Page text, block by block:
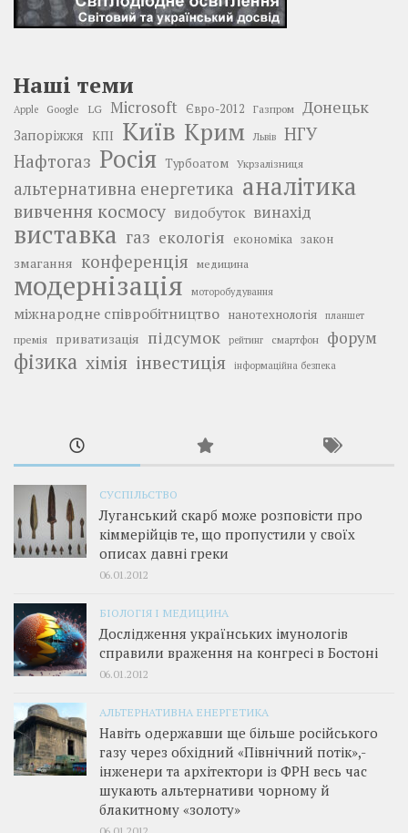
Наші теми
Apple Google LG Microsoft Євро-2012 Газпром Донецьк
Запоріжжя КПІ Київ Крим Львів
НГУ
Нафтогаз Росія Турбоатом Укрзалізниця
альтернативна енергетика аналітика
вивчення космосу видобуток винахід
виставка газ екологія економіка закон
змагання конференція медицина
модернізація моторобудування
міжнародне співробітництво нанотехнологія планшет
премія приватизація підсумок рейтинг смартфон форум
фізика хімія інвестиція інформаційна безпека
СУСПІЛЬСТВО
Луганський скарб може розповісти про
кіммерійців те, що пропустили у своїх
описах давні греки
06.01.2012
БІОЛОГІЯ І МЕДИЦИНА
Дослідження українських імунологів
справили враження на конгресі в Бостоні
06.01.2012
АЛЬТЕРНАТИВНА ЕНЕРГЕТИКА
Навіть одержавши ще більше російського
газу через обхідний «Північний потік»,­
інженери та архітектори із ФРН весь час
шукають альтернативи чорному й
блакитному «золоту»